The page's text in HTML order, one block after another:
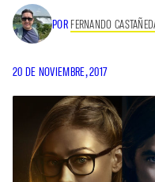
POR FERNANDO
20 DE NOVIEMBRE, 2017